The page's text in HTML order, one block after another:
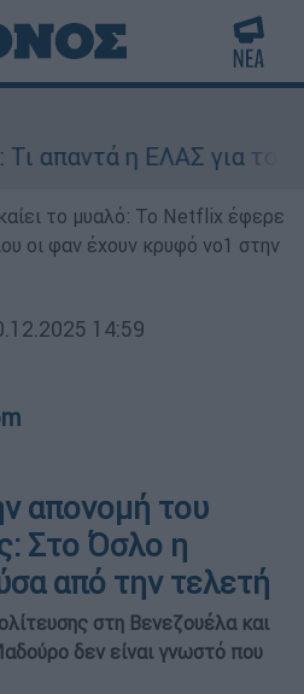
απαντά η ΕΛΑΣ για τους
το μυαλό: Το Netflix έφερε
οι φαν έχουν κρυφό νο1 στην
14:59
απονομή του
Στο Όσλο η
από την τελετή
στη Βενεζουέλα και
δεν είναι γνωστό που